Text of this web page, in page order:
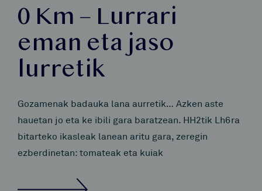
0 Km – Lurrari
eman eta jaso
lurretik
Gozamenak badauka lana aurretik… Azken aste
hauetan jo eta ke ibili gara baratzean. HH2tik Lh6ra
bitarteko ikasleak lanean aritu gara, zeregin
ezberdinetan: tomateak eta kuiak